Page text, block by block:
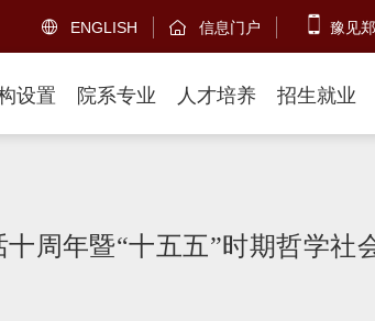
 ENGLISH  信息门户 豫见
设置 院系专业 人才培养 招生就业
周年暨“十五五”时期哲学社